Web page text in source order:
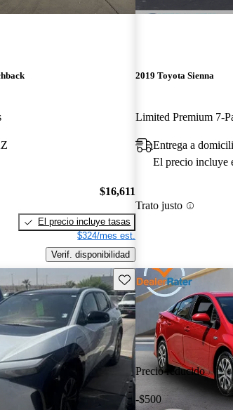
$16,611
El precio incluye tasas
$324/mes est.
Verif. disponibilidad
2019 Toyota Sienna
Limited Premium 7-
Entrega a
El precio incluye
Trato justo
Guarda este Aviso
Precio reducido
-$500